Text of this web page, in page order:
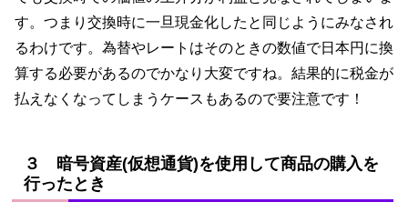
す。つまり交換時に一旦現金化したと同じようにみなされ
るわけです。為替やレートはそのときの数値で日本円に換
算する必要があるのでかなり大変ですね。結果的に税金が
払えなくなってしまうケースもあるので要注意です！
３ 暗号資産(仮想通貨)を使用して商品の購入を
行ったとき